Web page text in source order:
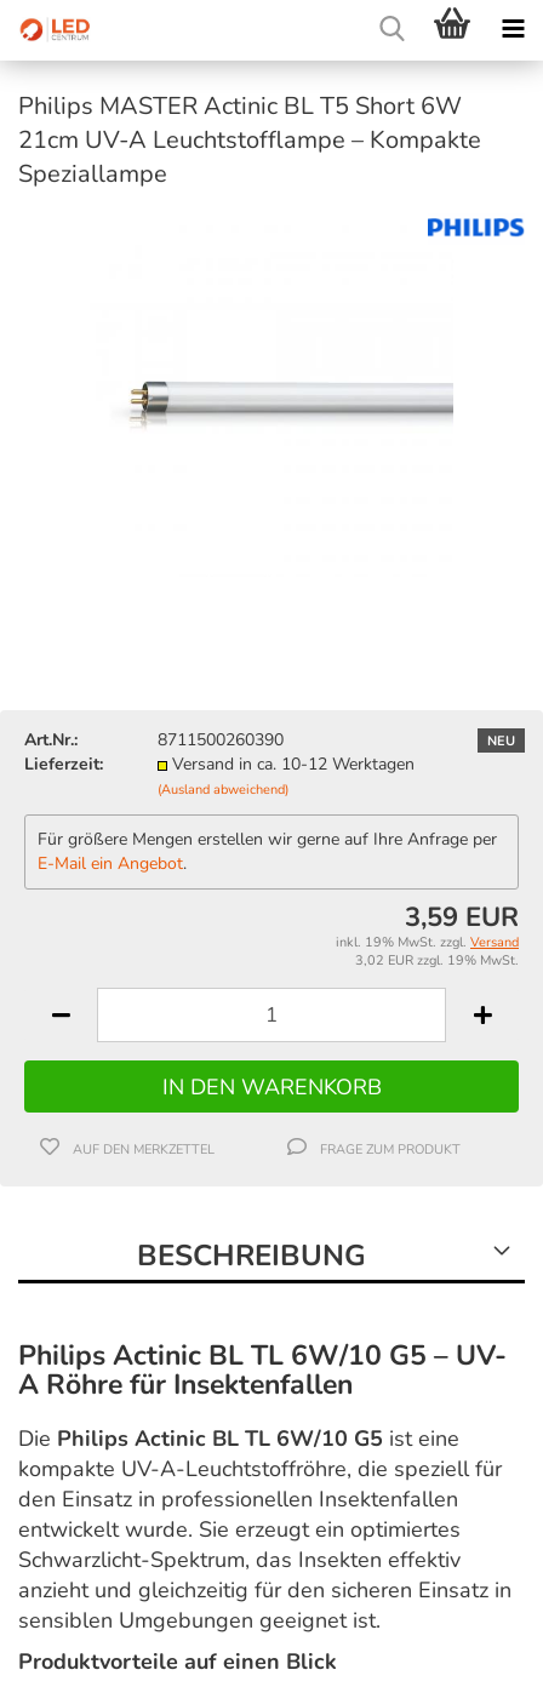
Philips MASTER Actinic BL T5 Short 6W
21cm UV-A Leuchtstofflampe – Kompakte
Speziallampe
NEU
Art.Nr.:
8711500260390
Lieferzeit:
Versand in ca. 10-12 Werktagen
(Ausland abweichend)
Für größere Mengen erstellen wir gerne auf Ihre Anfrage per
E-Mail ein Angebot.
3,59 EUR
inkl. 19% MwSt. zzgl. Versand
3,02 EUR zzgl. 19% MwSt.
AUF DEN MERKZETTEL FRAGE ZUM PRODUKT
BESCHREIBUNG
Philips Actinic BL TL 6W/10 G5 – UV-
A Röhre für Insektenfallen
Die Philips Actinic BL TL 6W/10 G5 ist eine
kompakte UV-A-Leuchtstoffröhre, die speziell für
den Einsatz in professionellen Insektenfallen
entwickelt wurde. Sie erzeugt ein optimiertes
Schwarzlicht-Spektrum, das Insekten effektiv
anzieht und gleichzeitig für den sicheren Einsatz in
sensiblen Umgebungen geeignet ist.
Produktvorteile auf einen Blick